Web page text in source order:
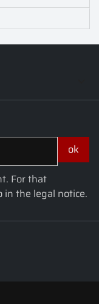
For that
in the legal notice.